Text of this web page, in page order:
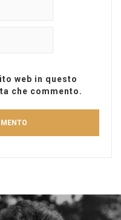
web in questo
che commento.